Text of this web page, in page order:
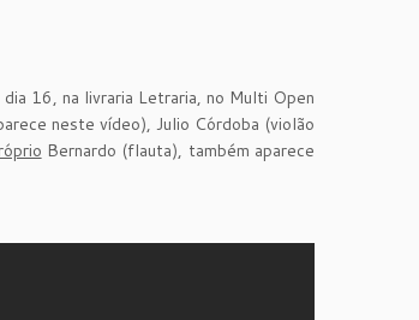
16, na livraria Letraria, no Multi Open
neste vídeo), Julio Córdoba (violão
Bernardo (flauta), também aparece